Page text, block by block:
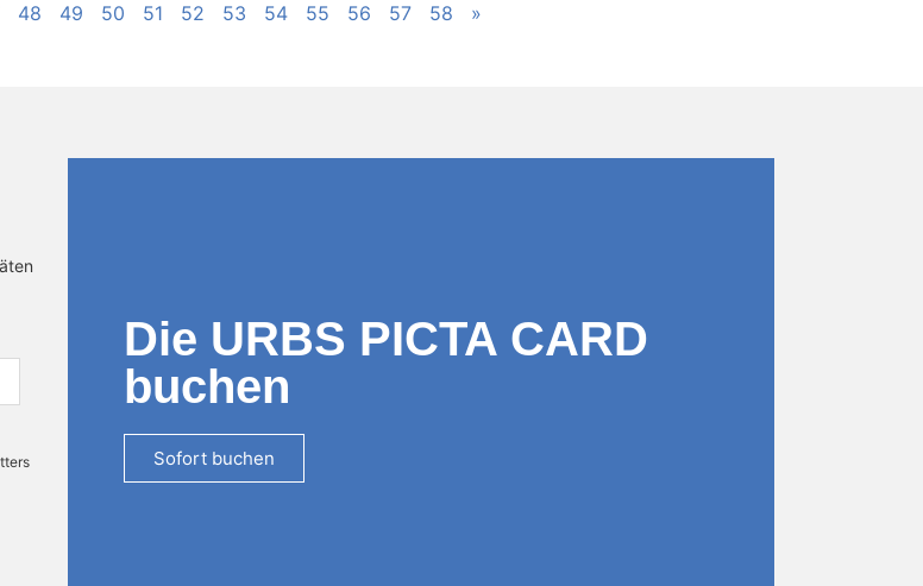
48 49 50 51 52 53 54 55 56 57 58 »
Die URBS PICTA CARD
buchen
Sofort buchen